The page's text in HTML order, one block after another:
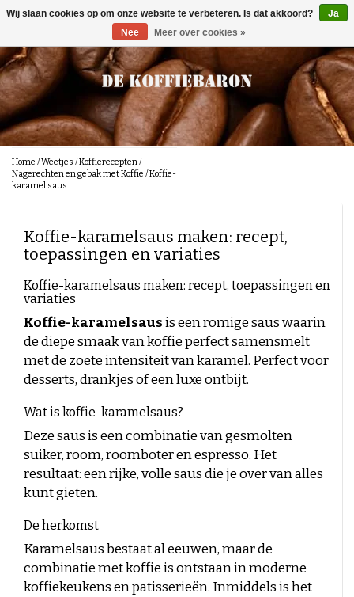
Menu
Koffie
Smaaktonen
Chocolade
Noten
Karamel
Karamelachtig
Fruitig
Fris/Zuur
Bloemig
Plantaardig/Groen
Honingachtig
Koffiebonen
100 % arabica
Melanges
Gemalen koffie
Cafeïnevrij koffie
Italiaanse koffie
Segafredo
Lavazza
Illy
Caffè Paranà
Caffé Breda
Nederlandse koffie
Mocca d' Or
Caféclub
Lazarro
Killer Koffie
Duitse koffie
Melitta
Alberto
Nieuw in assortiment
Koffie korte THT
Koffie aanbieding
Lekker bij de koffie
Toebehoren
In de Koffie
Kopjes en Bekers
Onderhoud
Onderhoudsproducten
Waterfilters
Reinigingsproduckten
Molen Reinger
Brands
Koffiesterkte
Koffiezetmethodes
Soorten bonen
Robusta Koffie: Sterk, Krachtig en Vol van Smaak
Arabica en Robusta Blends: Krachtige smaak en
perfecte crema
Sterkte boonsoort versus Smaakkracht
Bodem en Klimaat: Invloed op koffie smaak
Nieuwe verpakking – Dezelfde koffie?
Zakelijke klanten
Koffiemolen reinigen
Bonen of voorgemalen koffie?
Home /Weetjes /Koffierecepten/
Nagerechten en gebak met Koffie /Koffie-
karamel saus
Koffie-karamelsaus maken: recept,
toepassingen en variaties
Koffie-karamelsaus maken: recept, toepassingen en
variaties
Koffie-karamelsausis een romige saus waarin
de diepe smaak van koffie perfect samensmelt
met de zoete intensiteit van karamel. Perfect voor
desserts, drankjes of een luxe ontbijt.
Wat is koffie-karamelsaus?
Deze saus is een combinatie van gesmolten
suiker, room, roomboter en espresso. Het
resultaat: een rijke, volle saus die je over van alles
kunt gieten.
De herkomst
Karamelsaus bestaat al eeuwen, maar de
combinatie met koffie is ontstaan in moderne
koffiekeukens en patisserieën. Inmiddels is het
Wij slaan cookies op om onze website te verbeteren. Is dat akkoord?
Ja
Nee
Meer over cookies »